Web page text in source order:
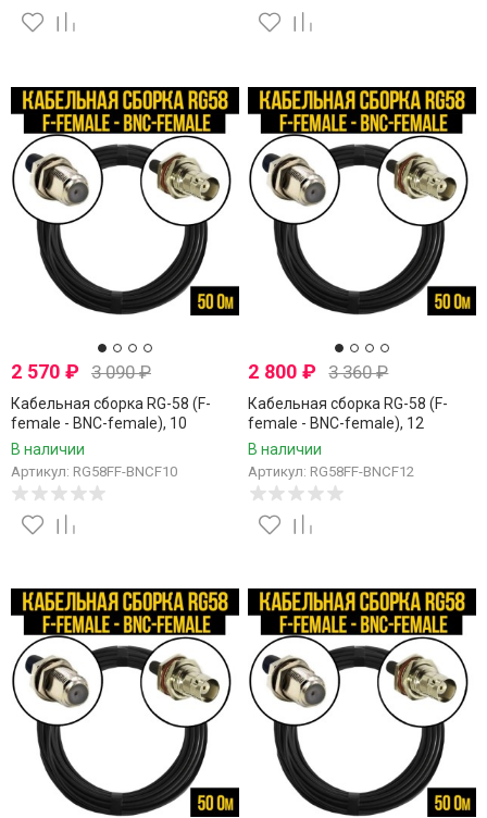
2 570 ₽ 3 090₽
Кабельная сборка RG-58 (F-
female - BNC-female), 10
метров
В наличии
Артикул: RG58FF-BNCF10
2 800₽ 3 360₽
Кабельная сборка RG-58 (F-
female - BNC-female), 12
метров
В наличии
Артикул: RG58FF-BNCF12